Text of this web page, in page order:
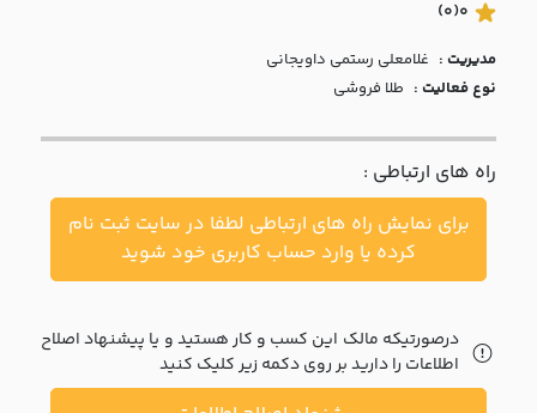
با ما
مقالات
اخبار
پرسش
متداول
خواست
0
(0)
مدیریت : غلامعلي رستمي داويجاني
نوع فعالیت : طلا فروشی
راه های ارتباطی :
برای نمایش راه های ارتباطی لطفا در سایت ثبت نام
کرده یا وارد حساب کاربری خود شوید
درصورتیکه مالک این کسب و کار هستید و یا پیشنهاد اصلاح
اطلاعات را دارید بر روی دکمه زیر کلیک کنید